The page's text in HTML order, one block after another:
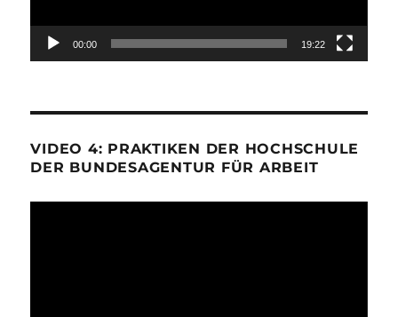
00:00 19:22
VIDEO 4: PRAKTIKEN DER HOCHSCHULE
DER BUNDESAGENTUR FÜR ARBEIT